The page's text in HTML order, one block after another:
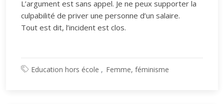
L’argument est sans appel. Je ne peux supporter la
culpabilité de priver une personne d’un salaire.
Tout est dit, l’incident est clos.
Education hors école Femme, féminisme